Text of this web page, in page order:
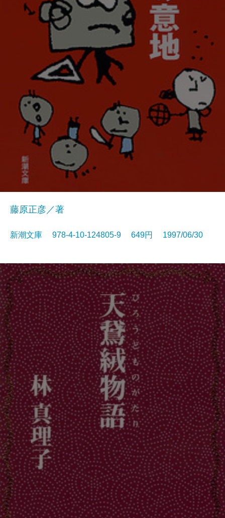
藤原正彦／著
新潮文庫 978-4-10-124805-9 649円 1997/06/30